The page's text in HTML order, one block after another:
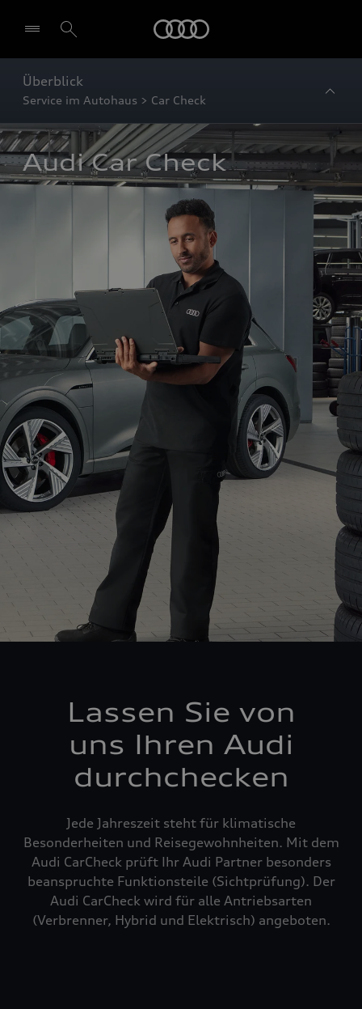
Überblick
Service im Autohaus > Car Check
Audi Car Check
Lassen Sie von
uns Ihren Audi
durchchecken
Jede Jahreszeit steht für klimatische
Besonderheiten und Reisegewohnheiten. Mit dem
Audi CarCheck prüft Ihr Audi Partner besonders
beanspruchte Funktionsteile (Sichtprüfung). Der
Audi CarCheck wird für alle Antriebsarten
(Verbrenner, Hybrid und Elektrisch) angeboten.